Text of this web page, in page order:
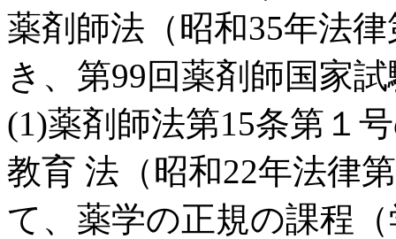
薬剤師法（昭和35年法
き、第99回薬剤師国家
(1)薬剤師法第15条第１
教育 法（昭和22年法律
て、薬学の正規の課程